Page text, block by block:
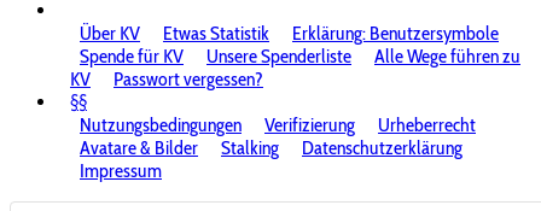
Über KV
Etwas Statistik
Erklärung: Benutzersymbole
Spende für KV
Unsere Spenderliste
Alle Wege führen zu
KV
Passwort vergessen?
§§
Nutzungsbedingungen
Verifizierung
Urheberrecht
Avatare & Bilder
Stalking
Datenschutzerklärung
Impressum